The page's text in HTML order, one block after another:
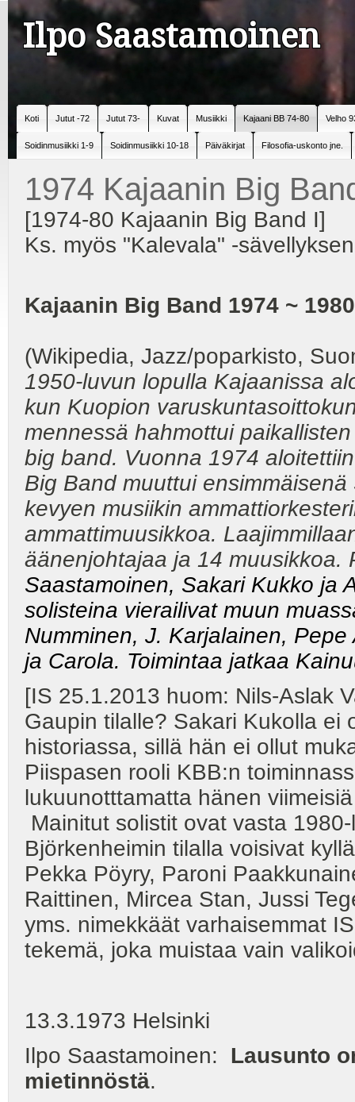
Ilpo Saastamoinen
Koti Jutut -72 Jutut 73- Kuvat Musiikki Kajaani BB 74-80 Velho
Soidinmusiikki 1-9 Soidinmusiikki 10-18 Päiväkirjat Filosofia-uskonto jne.
1974 Kajaanin Big
[1974-80 Kajaanin Big Band I]
Ks. myös "Kalevala" -
Kajaanin Big Band 1974 ~ 1980
(Wikipedia, Jazz/poparkisto,
1950-luvun lopulla Kajaanissa
kun Kuopion
mennessä hahmottui
big band. Vuonna 1974
Big Band muuttui
kevyen musiikin
ammattimuusikkoa.
äänenjohtajaa ja 14 muusikkoa.
Saastamoinen, Sakari Kukko ja
solisteina vierailivat muun
Numminen, J. Karjalainen, Pepe
ja Carola. Toimintaa jatkaa
[IS 25.1.2013 huom: Nils-Aslak
Gaupin tilalle? Sakari Kukolla ei
historiassa, sillä hän ei ollut
Piispasen rooli KBB:n
lukuunotttamatta hänen
Mainitut solistit ovat vasta
Björkenheimin tilalla voisivat
Pekka Pöyry, Paroni
Raittinen, Mircea Stan, Jussi
yms. nimekkäät varhaisemmat
tekemä, joka muistaa vain
13.3.1973 Helsinki
Ilpo Saastamoinen: Lausunto
mietinnöstä.